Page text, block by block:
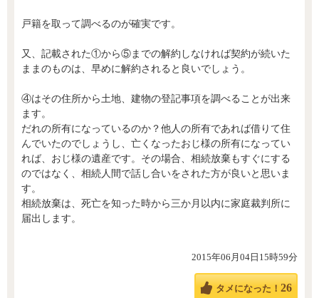
戸籍を取って調べるのが確実です。
又、記載された①から⑤までの解約しなければ契約が続いた
ままのものは、早めに解約されると良いでしょう。
④はその住所から土地、建物の登記事項を調べることが出来
ます。
だれの所有になっているのか？他人の所有であれば借りて住
んでいたのでしょうし、亡くなったおじ様の所有になってい
れば、おじ様の遺産です。その場合、相続放棄もすぐにする
のではなく、相続人間で話し合いをされた方が良いと思いま
す。
相続放棄は、死亡を知った時から三か月以内に家庭裁判所に
届出します。
2015年06月04日15時59分
タメになった！ 26